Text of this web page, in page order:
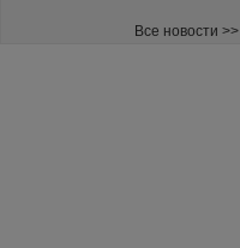
Все новости >>